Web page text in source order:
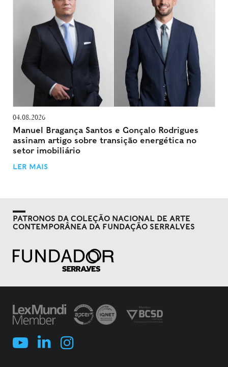
04.08.2026
Manuel Bragança Santos e Gonçalo Rodrigues
assinam artigo sobre transição energética no
setor imobiliário
LER MAIS
PATRONOS DA COLEÇÃO NACIONAL DE ARTE
CONTEMPORÂNEA DA FUNDAÇÃO SERRALVES